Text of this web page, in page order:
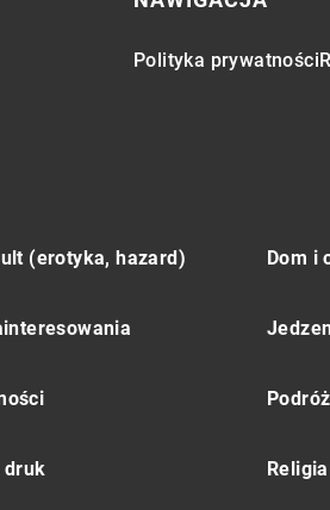
Polityka prywatności
(erotyka, hazard) Dom i
druk